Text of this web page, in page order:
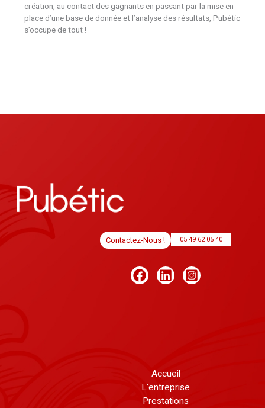
création, au contact des gagnants en passant par la mise en
place d’une base de donnée et l’analyse des résultats, Pubétic
s’occupe de tout !
Contactez-Nous ! 05 49 62 05 40
Accueil
L’entreprise
Prestations